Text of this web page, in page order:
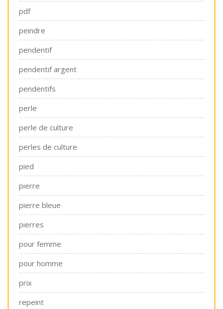
pdf
peindre
pendentif
pendentif argent
pendentifs
perle
perle de culture
perles de culture
pied
pierre
pierre bleue
pierres
pour femme
pour homme
prix
repeint